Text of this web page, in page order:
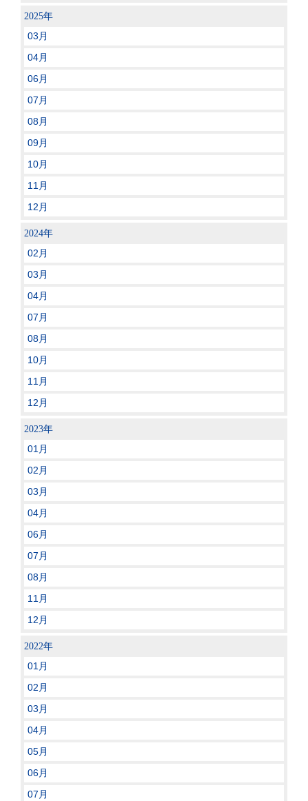
2025年
03月
04月
06月
07月
08月
09月
10月
11月
12月
2024年
02月
03月
04月
07月
08月
10月
11月
12月
2023年
01月
02月
03月
04月
06月
07月
08月
11月
12月
2022年
01月
02月
03月
04月
05月
06月
07月